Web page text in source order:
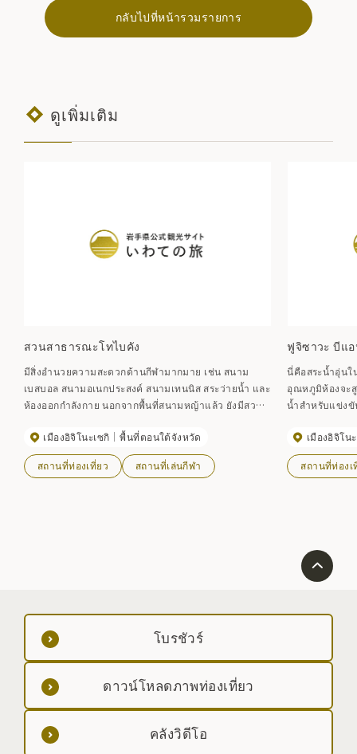
กลับไปที่หน้ารวมรายการ
ดูเพิ่มเติม
สวนสาธารณะโทไบคัง
มีสิ่งอำนวยความสะดวกด้านกีฬามากมาย เช่น สนาม
เบสบอล สนามอเนกประสงค์ สนามเทนนิส สระว่ายน้ำ และ
ห้องออกกำลังกาย นอกจากพื้นที่สนามหญ้าแล้ว ยังมีสวน
สาธารณะแบบครบวงจรที่ทั้งครอบครัวสามารถเพลิดเพลิน
ได้ในพื้นที่กว้างขวาง ขับรถ 5 นาทีจากสถานีเกบิเค
เมืองอิจิโนะเซกิ พื้นที่ตอนใต้จังหวัด
สถานที่ท่องเที่ยว สถานที่เล่นกีฬา
ฟูจิซาวะ บีแ
นี่คือสระน้ำอุ่น
อุณหภูมิห้องจะสู
น้ำสำหรับแข่งขั
ห้องฝึกซ้อม (พ
มีสโมสรว่ายน้
อาชีพคอยให้ค
เมืองอิจิโน
สถานที่ท่องเ
โบรชัวร์
ดาวน์โหลดภาพท่องเที่ยว
คลังวิดีโอ